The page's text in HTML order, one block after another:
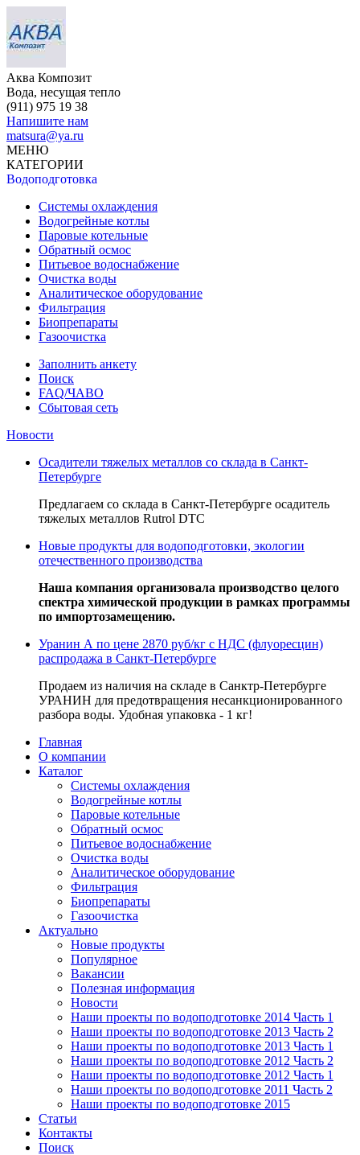
Аква Композит
Вода, несущая тепло
(911) 975 19 38
Напишите нам
matsura@ya.ru
МЕНЮ
КАТЕГОРИИ
Водоподготовка
Системы охлаждения
Водогрейные котлы
Паровые котельные
Обратный осмос
Питьевое водоснабжение
Очистка воды
Аналитическое оборудование
Фильтрация
Биопрепараты
Газоочистка
Заполнить анкету
Поиск
FAQ/ЧАВО
Сбытовая сеть
Новости
Осадители тяжелых металлов со склада в Санкт-
Петербурге
Предлагаем со склада в Санкт-Петербурге осадитель
тяжелых металлов Rutrol DTC
Новые продукты для водоподготовки, экологии
отечественного производства
Наша компания организовала производство целого
спектра химической продукции в рамках программы
по импортозамещению.
Уранин А по цене 2870 руб/кг с НДС (флуоресцин)
распродажа в Санкт-Петербурге
Продаем из наличия на складе в Санктр-Петербурге
УРАНИН для предотвращения несанкционированного
разбора воды. Удобная упаковка - 1 кг!
Главная
О компании
Каталог
Системы охлаждения
Водогрейные котлы
Паровые котельные
Обратный осмос
Питьевое водоснабжение
Очистка воды
Аналитическое оборудование
Фильтрация
Биопрепараты
Газоочистка
Актуально
Новые продукты
Популярное
Вакансии
Полезная информация
Новости
Наши проекты по водоподготовке 2014 Часть 1
Наши проекты по водоподготовке 2013 Часть 2
Наши проекты по водоподготовке 2013 Часть 1
Наши проекты по водоподготовке 2012 Часть 2
Наши проекты по водоподготовке 2012 Часть 1
Наши проекты по водоподготовке 2011 Часть 2
Наши проекты по водоподготовке 2015
Статьи
Контакты
Поиск